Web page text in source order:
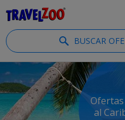
BUSCAR
al